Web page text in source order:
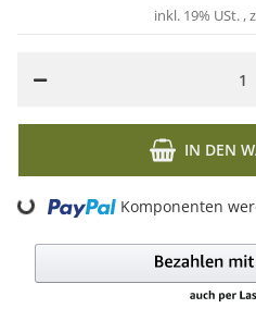
inkl. 19% USt. ,
IN DEN
Komponenten